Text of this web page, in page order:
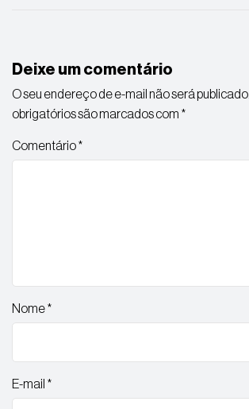
Deixe um comentário
O seu endereço de e-mail não será publicado.
obrigatórios são marcados com *
Comentário*
Nome*
E-mail *